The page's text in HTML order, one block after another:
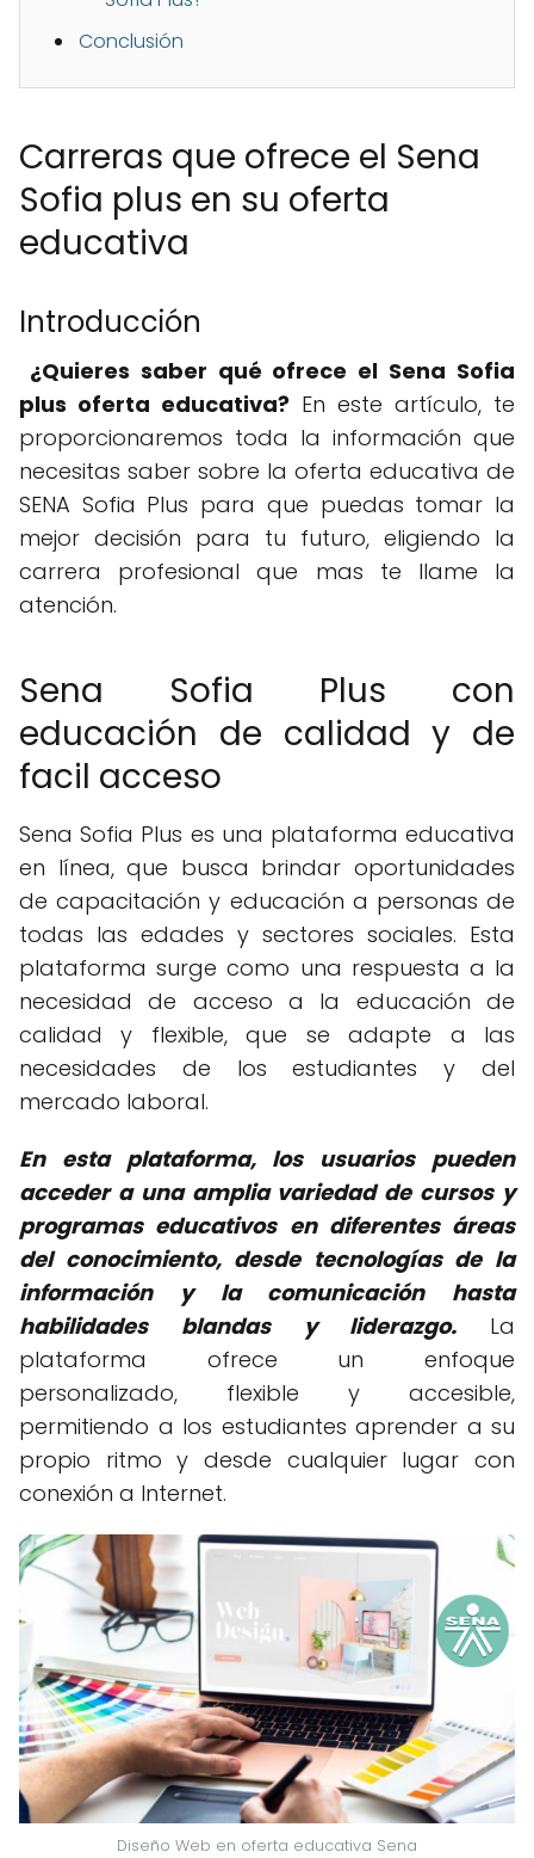
Conclusión
Carreras que ofrece el Sena
Sofia plus en su oferta
educativa
Introducción
¿Quieres saber qué ofrece el Sena Sofia
plus oferta educativa? En este artículo, te
proporcionaremos toda la información que
necesitas saber sobre la oferta educativa de
SENA Sofia Plus para que puedas tomar la
mejor decisión para tu futuro, eligiendo la
carrera profesional que mas te llame la
atención.
Sena Sofia Plus con
educación de calidad y de
facil acceso
Sena Sofia Plus es una plataforma educativa
en línea, que busca brindar oportunidades
de capacitación y educación a personas de
todas las edades y sectores sociales. Esta
plataforma surge como una respuesta a la
necesidad de acceso a la educación de
calidad y flexible, que se adapte a las
necesidades de los estudiantes y del
mercado laboral.
En esta plataforma, los usuarios pueden
acceder a una amplia variedad de cursos y
programas educativos en diferentes áreas
del conocimiento, desde tecnologías de la
información y la comunicación hasta
habilidades blandas y liderazgo.
La
plataforma ofrece un enfoque
personalizado, flexible y accesible,
permitiendo a los estudiantes aprender a su
propio ritmo y desde cualquier lugar con
conexión a Internet.
Diseño Web en oferta educativa Sena